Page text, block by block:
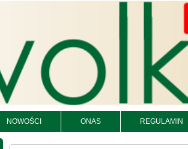
NOWOŚCI ONAS REGULAMIN